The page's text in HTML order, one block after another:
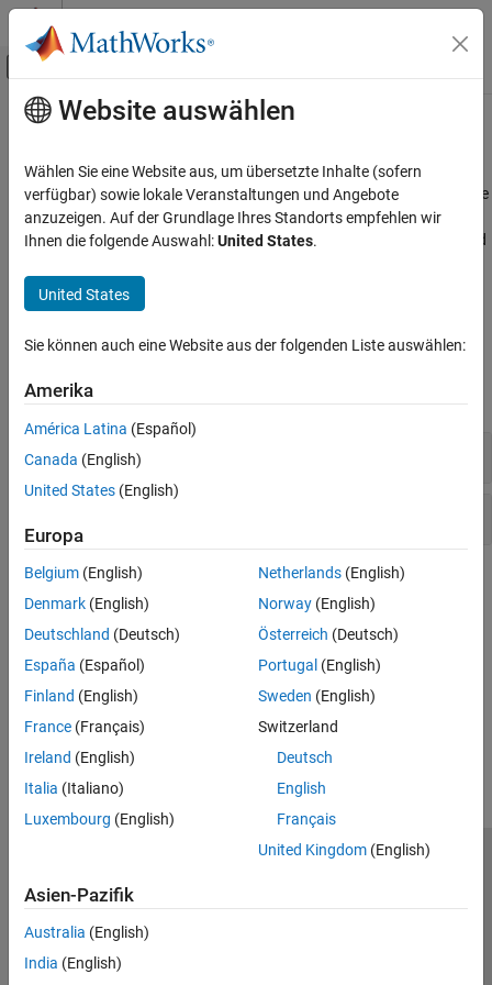
Weiter zum Inhalt
Umschaltung für Off-Canvas-
Startseite der Dokumentation
Aerospace Toolbox
Standard Workflow Procedures
Data Import
Physical and Time Unit Conversions
Hauptinhalt
Physical and Time Unit Conversions
Conversion of units, such as mass, pressure, and density, and time
calculations
Convert physical property units, such as acceleration, density, and
supported aerospace units, see
specified dates to Julian equivalents.
Functions
expand all
Unit conversions
Topics
Use units and unit conversion functions available with the
Aerospace Toolbox
How useful was this information?
Website auswählen
Wählen Sie eine Website aus, um übersetzte Inhalte (sofern
verfügbar) sowie lokale Veranstaltungen und Angebote
anzuzeigen. Auf der Grundlage Ihres Standorts empfehlen wir
Ihnen die folgende Auswahl:United States.
United States
Sie können auch eine Website aus der folgenden Liste auswählen:
Amerika
América Latina (Español)
Canada (English)
United States (English)
Europa
Belgium (English)
Denmark (English)
Deutschland (Deutsch)
España (Español)
Finland (English)
France (Français)
Ireland (English)
Italia (Italiano)
Luxembourg (English)
Netherlands(English)
Norway(English)
Österreich (Deutsch)
Portugal (English)
Sweden (English)
Switzerland
Deutsch
English
Français
United Kingdom(English)
Asien-Pazifik
Australia (English)
India (English)
Datendiebstahl verhindern
© 1994-2026 The MathWorks, Inc.